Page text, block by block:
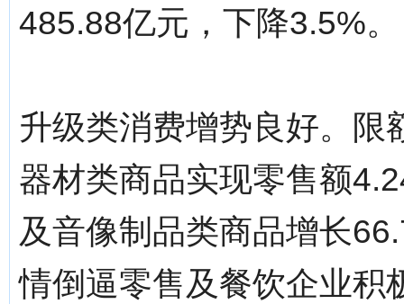
485.88亿元，下降3.5%。
升级类消费增势良好。限
器材类商品实现零售额
及音像制品类商品增长
情倒逼零售及餐饮企业积